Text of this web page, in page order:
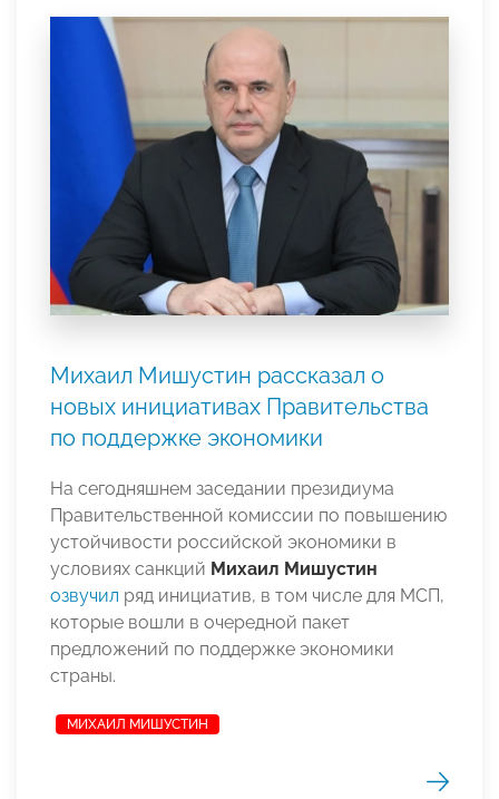
Михаил Мишустин рассказал о
новых инициативах Правительства
по поддержке экономики
На сегодняшнем заседании президиума
Правительственной комиссии по повышению
устойчивости российской экономики в
условиях санкций Михаил Мишустин
озвучил ряд инициатив, в том числе для МСП,
которые вошли в очередной пакет
предложений по поддержке экономики
страны.
МИХАИЛ МИШУСТИН